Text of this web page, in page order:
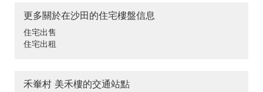
更多關於在沙田的住宅樓盤信息
住宅出售
住宅出租
禾輋村 美禾樓的交通站點